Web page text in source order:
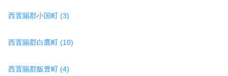
西置賜郡小国町 (3)
西置賜郡白鷹町 (10)
西置賜郡飯豊町 (4)